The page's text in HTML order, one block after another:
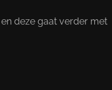
deze gaat verder met